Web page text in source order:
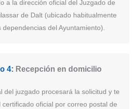
a la dirección oficial del Juzgado de
de Dalt (ubicado habitualmente
dependencias del Ayuntamiento).
4: Recepción en domicilio
del juzgado procesará la solicitud y te
certificado oficial por correo postal de